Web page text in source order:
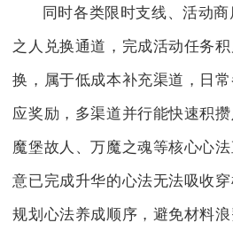
同时各类限时支线、活动
之人兑换通道，完成活动任务
换，属于低成本补充渠道，日
应奖励，多渠道并行能快速积
魔堡故人、万魔之魂等核心心
意已完成升华的心法无法吸收
规划心法养成顺序，避免材料浪